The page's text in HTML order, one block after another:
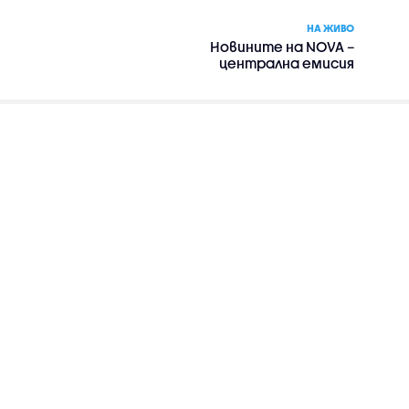
НА ЖИВО
Новините на NOVA –
централна емисия